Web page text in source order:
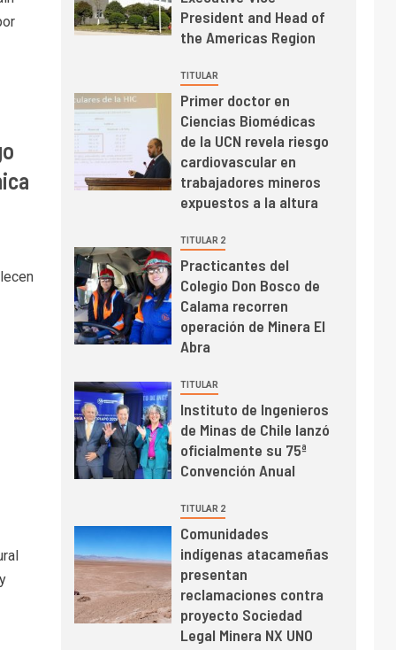
mayo de 2026 cae
10,6%
PIB minero impacta el
crecimiento regional:
Banco Central reporta
resultados dispares en
el primer trimestre
4
Informe bimensual de
Cochilco: precio del
cobre alcanza
máximos por escasez
de concentrados
5 I+D
Estudio revela cómo el
precio del cobre y
educación superior se
mineras
6 I+D
BHP proyecta
producción de cobre
cercana a 2 millones
de toneladas tras
Codelco reporta Ebitda
de US$ 6.670 millones
y mejora sus
indicadores financieros
President and Head of
the Americas Region
TITULAR
Primer doctor en
Ciencias Biomédicas
de la UCN revela riesgo
cardiovascular en
trabajadores mineros
expuestos a la altura
TITULAR 2
Practicantes del
Colegio Don Bosco de
Calama recorren
operación de Minera El
Abra
TITULAR
Instituto de Ingenieros
de Minas de Chile lanzó
oficialmente su 75ª
Convención Anual
TITULAR 2
Comunidades
indígenas atacameñas
presentan
reclamaciones contra
proyecto Sociedad
Legal Minera NX UNO